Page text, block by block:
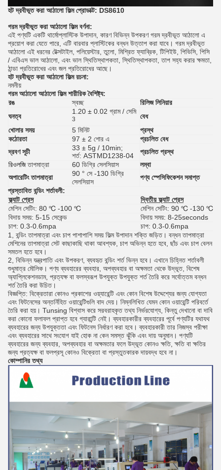
হট দ্রবীভূত করা আঠালো ফিল্ম প্রোডাক্ট: DS8610
গরম দ্রবীভূত করা আঠালো ফিল্ম বর্ণনা:
এই পণ্যটি একটি থার্মোপ্লাস্টিক উপাদান, কারণ বিভিন্ন উপকরণ গরম দ্রবীভূত আঠালো এ
প্রয়োগ করা যেতে পারে, এটি বারবার প্লাস্টিকের বন্ধন উত্তাপ করা যাবে। গরম দ্রবীভূত
আঠালো এই ধরনের টেক্সটাইল, পলিয়েস্টার, তুলো, মিশ্রিত ফ্যাব্রিক, টিপিইউ, পিভিসি, পিসি
/ এবিএস ভাল আঠালো, এবং ভাল স্থিতিস্থাপকতা, স্থিতিস্থাপকতা, তাপ সহ্য করার ক্ষমতা,
ঠান্ডা প্রতিরোধের এবং জল প্রতিরোধের আছে।
হট দ্রবীভূত করা আঠালো ফিল্ম রচনা:
নমনীয়
গরম আঠালো আঠালো ফিল্ম শারীরিক বৈশিষ্ট্য:
রঙ
স্বচ্ছ রিলিজ লিনিয়ার
ঘনত্ব
1.20 ± 0.02 গ্রাম / সেমি
3 বেধ
খোলার সময়
5 মিনিট প্রস্থ
কঠোরতা
97 ± 2 শোর এ প্রচলিত বেধ
দ্রবণ সূচী
33 ± 5g / 10min;
শর্ত: ASTMD1238-04 প্রচলিত প্রস্থ
রিওলজি তাপমাত্রা 60 ডিগ্রি সেলসিয়াস লম্বা
অপারেটিং তাপমাত্রা
90 ° সে -130 ডিগ্রি
সেলসিয়াস
পণ্য স্পেসিফিকেশন সমাপ্ত
প্রস্তাবিত বন্ডিং শর্তাবলী:
ফ্ল্যাট প্রেস
দ্বিতীয় ফ্ল্যাট প্রেস
মেশিন সেটিং: 80 ℃ -100 ℃ মেশিন সেটিং: 90 ℃ -130 ℃
বিদায় সময়: 5-15 সেকেন্ড
বিদায় সময়: 8-25seconds
চাপ: 0.3-0.6mpa
চাপ: 0.3-0.6mpa
1, বন্ডিং তাপমাত্রা এবং চাপ পাশাপাশি সময় ফিল্ম উপাদান শক্তি জড়িত। বন্ধন তাপমাত্রা
মেশিনের তাপমাত্রা সেট কাছাকাছি থাকা আবশ্যক, চাপ অভিন্ন হতে হবে, ছাঁচ এবং চাপ বেলন
সমতল হতে হবে।
2, বিভিন্ন যন্ত্রপাতি এবং উপকরণ, ব্যবহৃত বন্ডিং শর্ত ভিন্ন হবে। এখানে চিহ্নিত শর্তাবলী
শুধুমাত্র মৌলিক। পণ্য ব্যবহারের ব্যবহার, অপব্যবহার বা অক্ষমতা থেকে উদ্ভূত, বিশেষ
অ্যাপ্লিকেশনডাম, প্রত্যক্ষ বা ফলস্বরূপ উপযুক্ত উপযুক্ত শর্ত তৈরি করে সর্বোত্তম বন্ধন
শর্ত তৈরি করা উচিত।
বিজ্ঞপ্তি: বিক্রেতারা কোনও প্রকাশের ওয়্যারেন্টি এবং কোন বিশেষ উদ্দেশ্যের জন্য যোগ্যতা
এবং ফিটনেসের অন্তর্নিহিত ওয়ারেন্টিগুলি বাদ দেয়। নিম্নলিখিত যেমন কোন ওয়ারেন্টি পরিবর্তে
তৈরি করা হয়। Tunsing বিশ্বাস করে সরবরাহকৃত তথ্য নির্ভরযোগ্য, কিন্তু দেখানো বা দাবি
করা কোনো ফলাফল প্রাপ্ত হবে গ্যারান্টি নেই। ব্যবহারকারীর ব্যবহারের পূর্বে পণ্যটির যথাযথ
ব্যবহারের জন্য উপযুক্ততা এবং ফিটনেস নির্ধারণ করা হবে। ব্যবহারকারী তার নিজস্ব পরীক্ষা
এবং ব্যবহারের সাথে সংযোগ যাই হোক না কেন সমস্ত ঝুঁকি এবং দায় অনুমান। পণ্যটি
ব্যবহারের জন্য ব্যবহার, অপব্যবহার বা অক্ষমতার ফলে উদ্ভূত কোনও ক্ষতি, ক্ষতি বা ক্ষতির
জন্য প্রত্যক্ষ বা ফলপ্রসূ কোনও বিক্রেতা বা প্রস্তুতকারক দায়বদ্ধ হবে না।
কোম্পানির তথ্য